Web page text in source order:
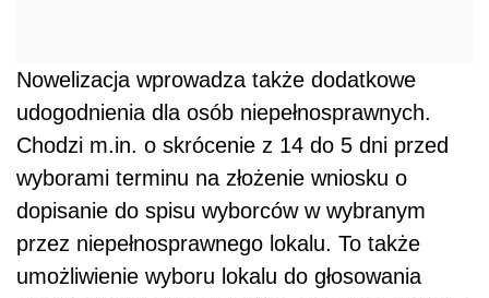
Nowelizacja wprowadza także dodatkowe
udogodnienia dla osób niepełnosprawnych.
Chodzi m.in. o skrócenie z 14 do 5 dni przed
wyborami terminu na złożenie wniosku o
dopisanie do spisu wyborców w wybranym
przez niepełnosprawnego lokalu. To także
umożliwienie wyboru lokalu do głosowania